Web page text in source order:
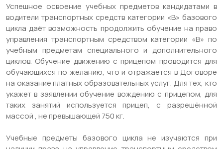
Успешное освоение учебных предметов кандидатами в
водители транспортных средств категории «В» базового
цикла даёт возможность продолжить обучение на право
управления транспортным средством категории «В» по
учебным предметам специального и дополнительного
циклов. Обучение движению с прицепом проводится для
обучающихся по желанию, что и отражается в Договоре
на оказание платных образовательных услуг. Для тех, кто
укажет в заявлении обучение вождению с прицепом, для
таких занятий используется прицеп, с разрешённой
массой , не превышающей 750 кг.
Учебные предметы базового цикла не изучаются при